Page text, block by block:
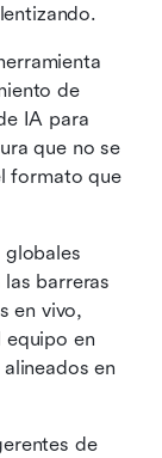
de
IA para
que no se
formato que
globales
barreras
en vivo,
equipo en
en
de